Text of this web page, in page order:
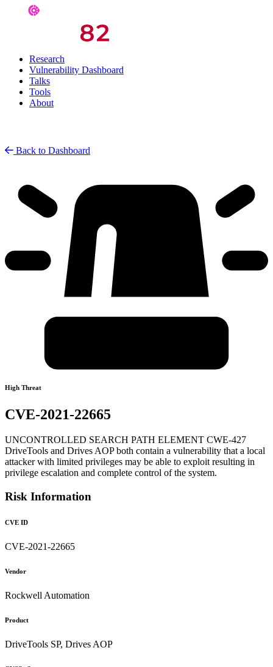
Research
Vulnerability Dashboard
Talks
Tools
About
Back to Dashboard
High Threat
CVE-2021-22665
UNCONTROLLED SEARCH PATH ELEMENT CWE-427
DriveTools and Drives AOP both contain a vulnerability that a local
attacker with limited privileges may be able to exploit resulting in
privilege escalation and complete control of the system.
Risk Information
CVE ID
CVE-2021-22665
Vendor
Rockwell Automation
Product
DriveTools SP, Drives AOP